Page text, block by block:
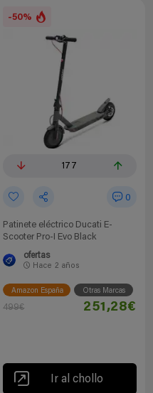
-50%
177
0
Patinete eléctrico Ducati E-
Scooter Pro-I Evo Black
ofertas
Hace 2 años
Amazon España Otras Marcas
499€ 251,28€
Ir al chollo